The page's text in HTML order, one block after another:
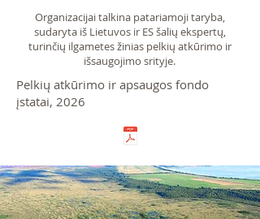
Organizacijai talkina patariamoji taryba,
sudaryta iš Lietuvos ir ES šalių ekspertų,
turinčių ilgametes žinias pelkių atkūrimo ir
išsaugojimo srityje.
Pelkių atkūrimo ir apsaugos fondo
įstatai, 2026